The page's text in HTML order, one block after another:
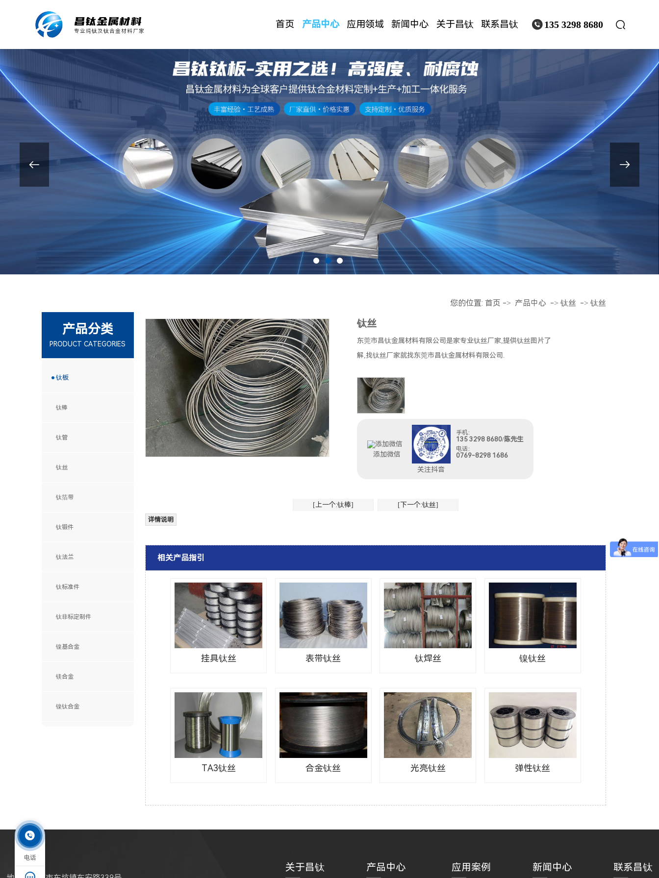
昌钛金属材料
专业纯钛及钛合金材料厂家
首页 产品中心 应用领域 新闻中心 关于昌钛 联系昌钛  135 3298 8680 
 
产品分类
PRODUCT CATEGORIES
钛板
钛棒
钛管
钛丝
钛箔带
钛锻件
钛法兰
钛标准件
钛非标定制件
镍基合金
镁合金
镍钛合金
您的位置: 首页 -> 产品中心-> 钛丝 -> 钛丝
钛丝
东莞市昌钛金属材料有限公司是家专业钛丝厂家,提供钛丝图片了
解,找钛丝厂家就找东莞市昌钛金属材料有限公司.
添加微信
关注抖音
手机：
135 3298 8680/陈先生
电话：
0769-8298 1686
[上一个:钛棒] [下一个:钛丝]
详情说明
相关产品指引
挂具钛丝 表带钛丝 钛焊丝 镍钛丝
TA3钛丝 合金钛丝 光亮钛丝 弹性钛丝
关于昌钛 产品中心 应用案例 新闻中心 联系昌钛

电话